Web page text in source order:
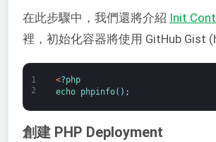
在此步驟中，我們還將介紹 Init
裡，初始化容器將使用 GitHub
1
2
<?php
echo phpinfo( ) ;
創建 PHP Deployment